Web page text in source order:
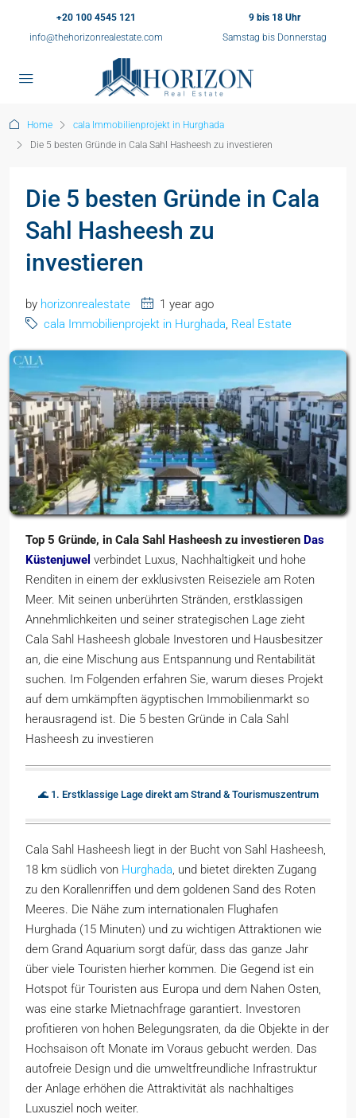
+20 100 4545 121
info@thehorizonrealestate.com
9 bis 18 Uhr
Samstag bis Donnerstag
Home
cala Immobilienprojekt in Hurghada
Die 5 besten Gründe in Cala Sahl Hasheesh zu investieren
Die 5 besten Gründe in Cala
Sahl Hasheesh zu
investieren
by horizonrealestate
1 year ago
cala Immobilienprojekt in Hurghada, Real Estate
Top 5 Gründe, in Cala Sahl Hasheesh zu investieren Das
Küstenjuwel verbindet Luxus, Nachhaltigkeit und hohe
Renditen in einem der exklusivsten Reiseziele am Roten
Meer. Mit seinen unberührten Stränden, erstklassigen
Annehmlichkeiten und seiner strategischen Lage zieht
Cala Sahl Hasheesh globale Investoren und Hausbesitzer
an, die eine Mischung aus Entspannung und Rentabilität
suchen. Im Folgenden erfahren Sie, warum dieses Projekt
auf dem umkämpften ägyptischen Immobilienmarkt so
herausragend ist. Die 5 besten Gründe in Cala Sahl
Hasheesh zu investieren
🌊 1. Erstklassige Lage direkt am Strand & Tourismuszentrum
Cala Sahl Hasheesh liegt in der Bucht von Sahl Hasheesh,
18 km südlich von Hurghada, und bietet direkten Zugang
zu den Korallenriffen und dem goldenen Sand des Roten
Meeres. Die Nähe zum internationalen Flughafen
Hurghada (15 Minuten) und zu wichtigen Attraktionen wie
dem Grand Aquarium sorgt dafür, dass das ganze Jahr
über viele Touristen hierher kommen. Die Gegend ist ein
Hotspot für Touristen aus Europa und dem Nahen Osten,
was eine starke Mietnachfrage garantiert. Investoren
profitieren von hohen Belegungsraten, da die Objekte in der
Hochsaison oft Monate im Voraus gebucht werden. Das
autofreie Design und die umweltfreundliche Infrastruktur
der Anlage erhöhen die Attraktivität als nachhaltiges
Luxusziel noch weiter.